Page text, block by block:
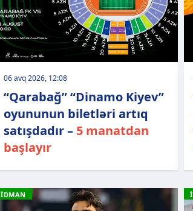
06 avq 2026, 12:08
“Qarabağ” “Dinamo Kiyev”
oyununun biletləri artıq
satışdadır – 5 manatdan
başlayır
İDMAN